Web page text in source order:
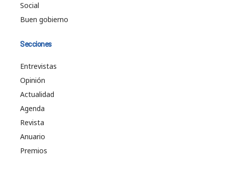
Social
Buen gobierno
Secciones
Entrevistas
Opinión
Actualidad
Agenda
Revista
Anuario
Premios